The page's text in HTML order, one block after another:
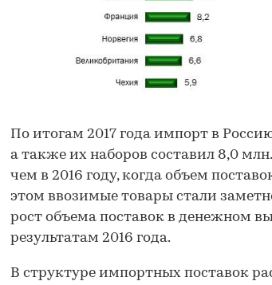
По итогам 2017 года импорт в
а также их наборов составил 8,0
чем в 2016 году, когда объем
этом ввозимые товары стали
рост объема поставок в денежном
результатам 2016 года.
В структуре импортных поставок